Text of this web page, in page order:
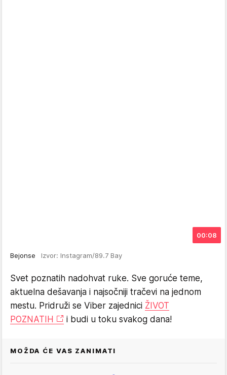
00:08
Bejonse Izvor: Instagram/89.7 Bay
Svet poznatih nadohvat ruke. Sve goruće teme,
aktuelna dešavanja i najsočniji tračevi na jednom
mestu. Pridruži se Viber zajednici ŽIVOT
POZNATIH
i budi u toku svakog dana!
MOŽDA ĆE VAS ZANIMATI